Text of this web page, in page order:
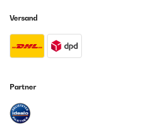
Amazon Benutzer – Bewertung durch
eigenständig überprüft
Versand
Partner